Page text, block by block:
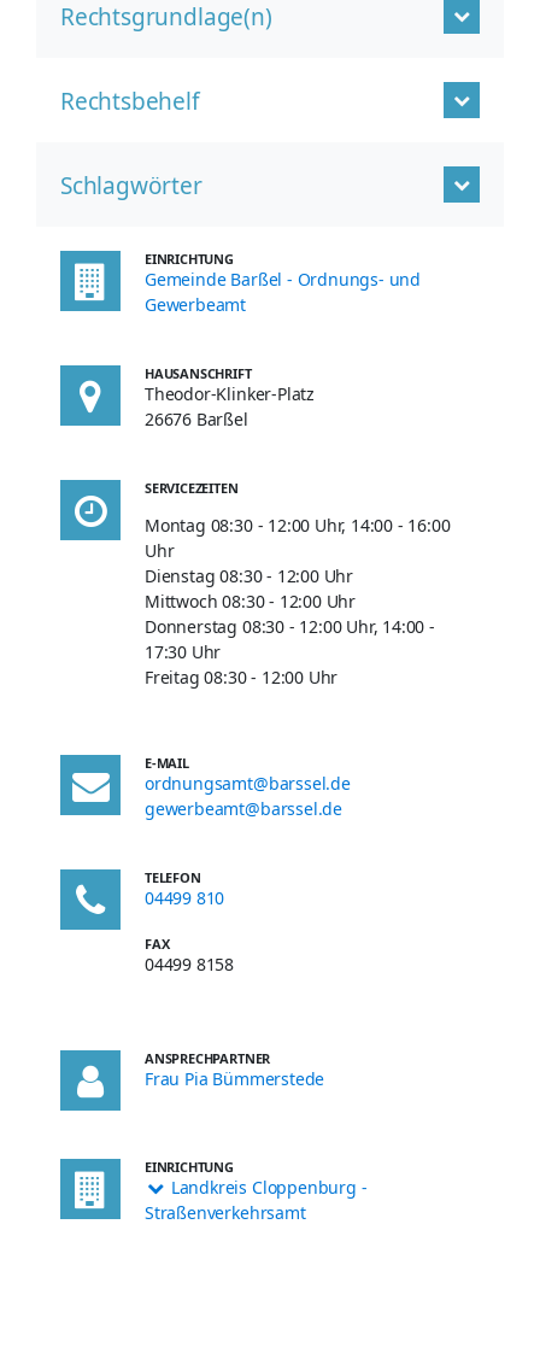
Rechtsgrundlage(n)
Rechtsbehelf
Schlagwörter
EINRICHTUNG
Gemeinde Barßel - Ordnungs- und
Gewerbeamt
HAUSANSCHRIFT
Theodor-Klinker-Platz
26676 Barßel
SERVICEZEITEN
Montag 08:30 - 12:00 Uhr, 14:00 - 16:00
Uhr
Dienstag 08:30 - 12:00 Uhr
Mittwoch 08:30 - 12:00 Uhr
Donnerstag 08:30 - 12:00 Uhr, 14:00 -
17:30 Uhr
Freitag 08:30 - 12:00 Uhr
E-MAIL
ordnungsamt@barssel.de
gewerbeamt@barssel.de
TELEFON
04499 810
FAX
04499 8158
ANSPRECHPARTNER
Frau Pia Bümmerstede
EINRICHTUNG
Landkreis Cloppenburg -
Straßenverkehrsamt